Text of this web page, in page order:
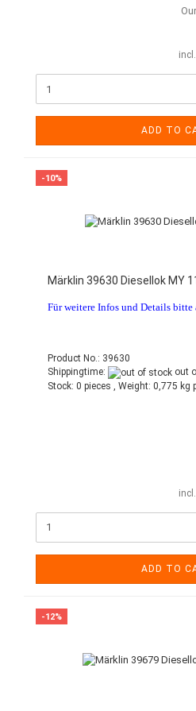
ADD TO
-10%
Märklin 39630 Diesellok MY
Für weitere Infos und Details
Product No.: 39630
Shippingtime:
out
Stock: 0 pieces , Weight: 0,775 kg
ADD TO
-12%